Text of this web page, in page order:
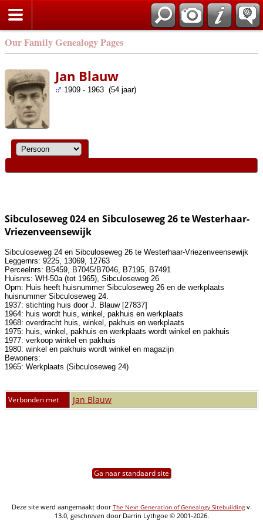
Our Family Genealogy Pages
Jan Blauw
1909 - 1963 (54 jaar)
Sibculoseweg 024 en Sibculoseweg 26 te Westerhaar-
Vriezenveensewijk
Sibculoseweg 24 en Sibculoseweg 26 te Westerhaar-Vriezenveensewijk
Leggernrs: 9225, 13069, 12763
Perceelnrs: B5459, B7045/B7046, B7195, B7491
Huisnrs: WH-50a (tot 1965), Sibculoseweg 26
Opm: Huis heeft huisnummer Sibculoseweg 26 en de werkplaats
huisnummer Sibculoseweg 24.
1937: stichting huis door J. Blauw [27837]
1964: huis wordt huis, winkel, pakhuis en werkplaats
1968: overdracht huis, winkel, pakhuis en werkplaats
1975: huis, winkel, pakhuis en werkplaats wordt winkel en pakhuis
1977: verkoop winkel en pakhuis
1980: winkel en pakhuis wordt winkel en magazijn
Bewoners:
1965: Werkplaats (Sibculoseweg 24)
Verbonden met Jan Blauw
Ga naar standaard site
Deze site werd aangemaakt doorThe Next Generation of Genealogy Sitebuildingv.
13.0, geschreven door Darrin Lythgoe © 2001-2026.